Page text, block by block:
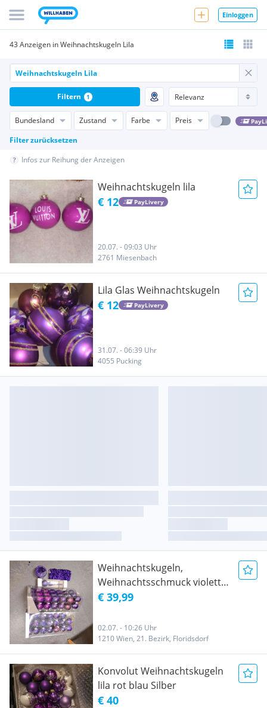
Einloggen
43 Anzeigen in Weihnachtskugeln Lila
Bundesland Zustand Farbe Preis
Filter zurücksetzen
Filtern 1
Infos zur Reihung der Anzeigen
Weihnachtskugeln lila
€ 12 PayLivery
20.07. - 09:03 Uhr
2761 Miesenbach
Lila Glas Weihnachtskugeln
€ 12 PayLivery
31.07. - 06:39 Uhr
4055 Pucking
Weihnachtskugeln,
Weihnachtsschmuck violett
lila
€ 39,99
02.07. - 10:26 Uhr
1210 Wien, 21. Bezirk, Floridsdorf
Konvolut Weihnachtskugeln
lila rot blau Silber
€ 40